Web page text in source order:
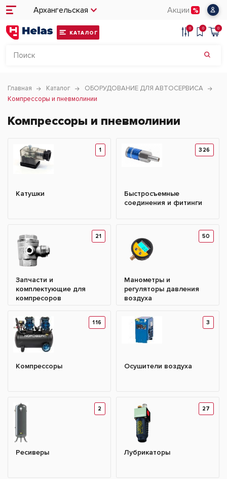
Архангельская Акции
КАТАЛОГ
0 0 0
Главная Каталог
ОБОРУДОВАНИЕ ДЛЯ АВТОСЕРВИСА
Компрессоры и пневмолинии
Компрессоры и пневмолинии
1
Катушки
326
Быстросъемные
соединения и фитинги
21
Запчасти и
комплектующие для
компресоров
50
Манометры и
регуляторы давления
воздуха
116
Компрессоры
3
Осушители воздуха
2
Ресиверы
27
Лубрикаторы